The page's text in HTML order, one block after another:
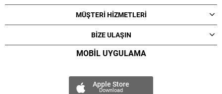
MÜŞTERİ HİZMETLERİ
BİZE ULAŞIN
MOBİL UYGULAMA
Apple Store
Download